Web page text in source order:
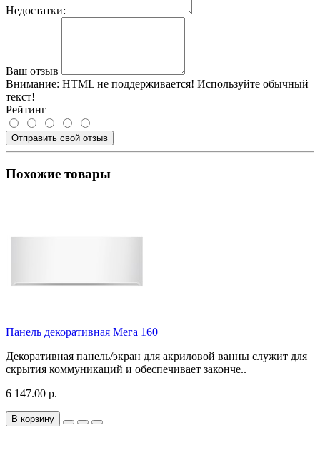
Недостатки:
Ваш отзыв
Внимание: HTML не поддерживается! Используйте обычный
текст!
Рейтинг
Отправить свой отзыв
Похожие товары
Панель декоративная Мега 160
Декоративная панель/экран для акриловой ванны служит для
скрытия коммуникаций и обеспечивает законче..
6 147.00 р.
В корзину